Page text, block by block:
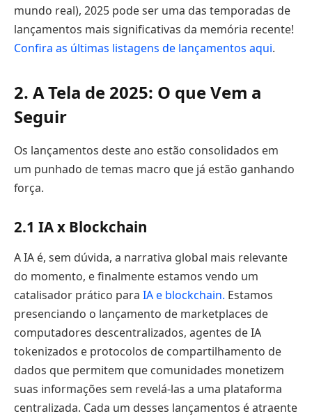
mundo real), 2025 pode ser uma das temporadas de
lançamentos mais significativas da memória recente!
Confira as últimas listagens de lançamentos aqui.
2. A Tela de 2025: O que Vem a
Seguir
Os lançamentos deste ano estão consolidados em
um punhado de temas macro que já estão ganhando
força.
2.1 IA x Blockchain
A IA é, sem dúvida, a narrativa global mais relevante
do momento, e finalmente estamos vendo um
catalisador prático para IA e blockchain. Estamos
presenciando o lançamento de marketplaces de
computadores descentralizados, agentes de IA
tokenizados e protocolos de compartilhamento de
dados que permitem que comunidades monetizem
suas informações sem revelá-las a uma plataforma
centralizada. Cada um desses lançamentos é atraente